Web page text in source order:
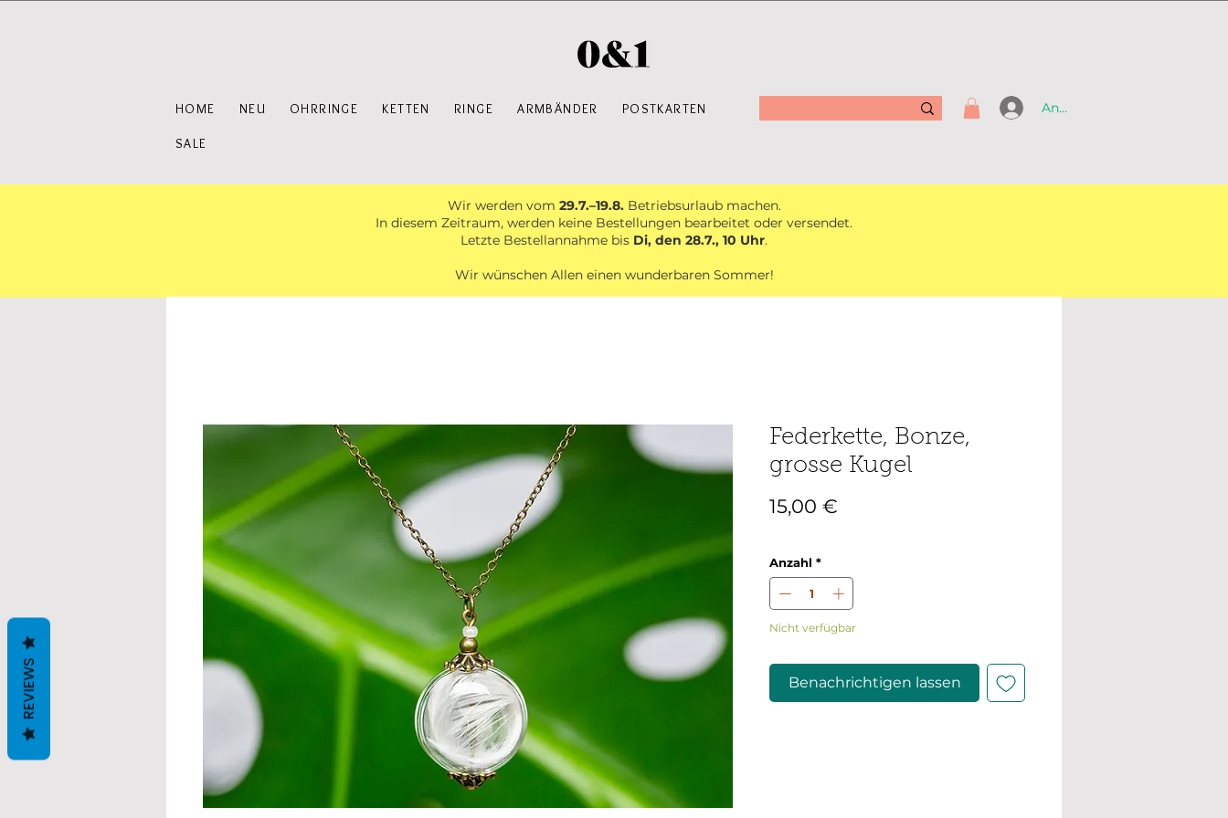
HOME NEU OHRRINGE KETTEN RINGE ARMBÄNDER POSTKARTEN
SALE
Anmelden
Wir werden vom 29.7.–19.8.Betriebsurlaub machen.
In diesem Zeitraum, werden keine Bestellungen bearbeitet oder versendet.
Letzte Bestellannahme bis Di, den 28.7., 10 Uhr.
Wir wünschen Allen einen wunderbaren Sommer!
Federkette, Bonze,
grosse Kugel
15,00 €
Anzahl *
Nicht verfügbar
Benachrichtigen lassen
REVIEWS